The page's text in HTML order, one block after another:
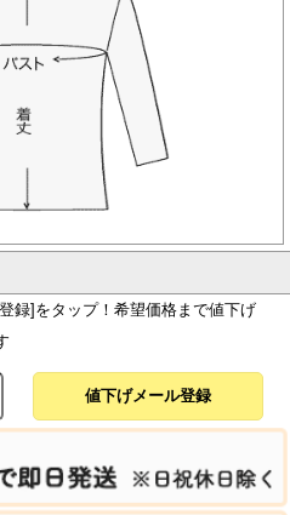
録]をタップ！希望価格まで値下げ